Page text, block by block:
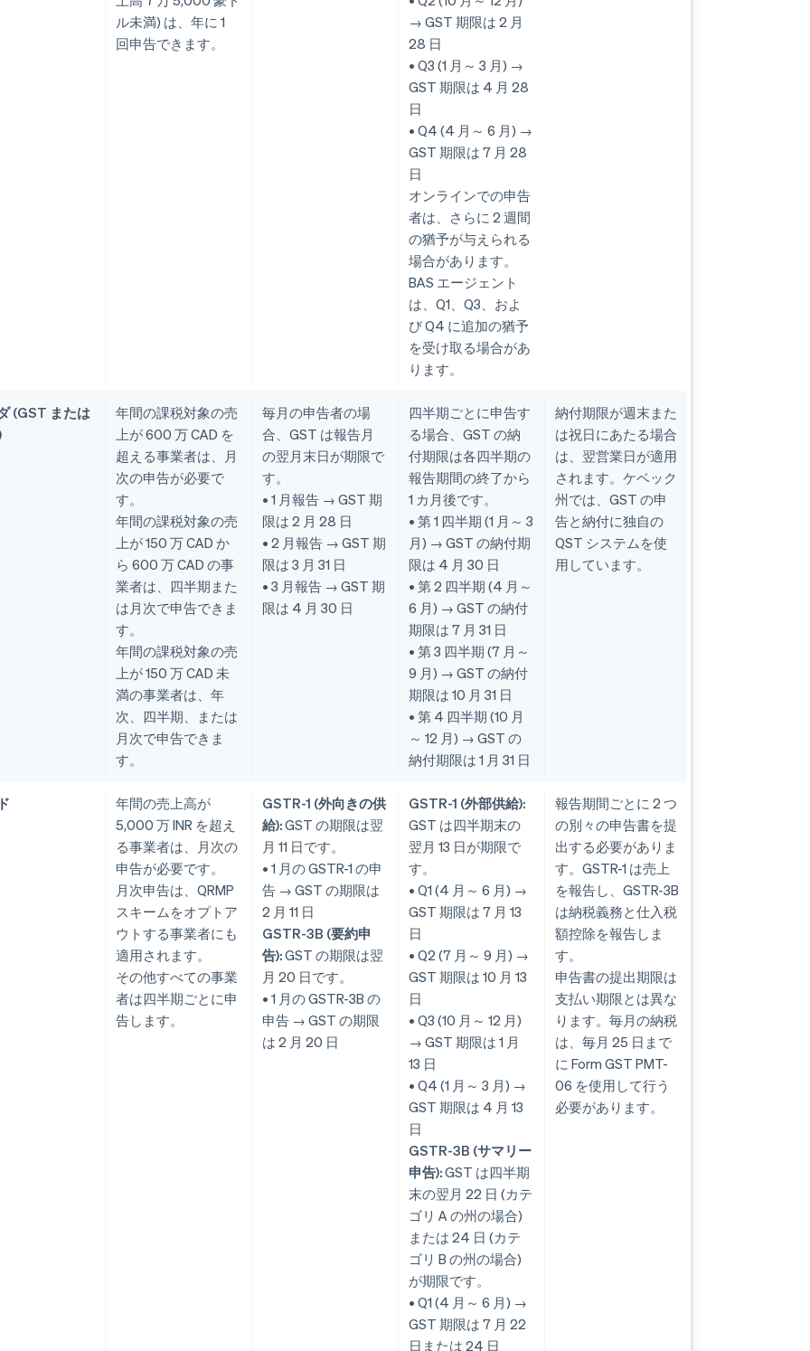
ル未満) は、年に 1
回申告できます。
→ GST 期限は 2 月
28 日
• Q3 (1 月～ 3 月) →
GST 期限は 4 月 28
日
• Q4 (4 月～ 6 月) →
GST 期限は 7 月 28
日
オンラインでの申告
者は、さらに 2 週間
の猶予が与えられる
場合があります。
BAS エージェント
は、Q1、Q3、およ
び Q4 に追加の猶予
を受け取る場合があ
ります。
(GST または
年間の課税対象の売
上が 600 万 CAD を
超える事業者は、月
次の申告が必要で
す。
年間の課税対象の売
上が 150 万 CAD か
ら 600 万 CAD の事
業者は、四半期また
は月次で申告できま
す。
年間の課税対象の売
上が 150 万 CAD 未
満の事業者は、年
次、四半期、または
月次で申告できま
す。
毎月の申告者の場
合、GST は報告月
の翌月末日が期限で
す。
• 1 月報告 → GST 期
限は 2 月 28 日
• 2 月報告 → GST 期
限は 3 月 31 日
• 3 月報告 → GST 期
限は 4 月 30 日
四半期ごとに申告す
る場合、GST の納
付期限は各四半期の
報告期間の終了から
1 カ月後です。
• 第 1 四半期 (1 月～ 3
月) → GST の納付期
限は 4 月 30 日
• 第 2 四半期 (4 月～
6 月) → GST の納付
期限は 7 月 31 日
• 第 3 四半期 (7 月～
9 月) → GST の納付
期限は 10 月 31 日
• 第 4 四半期 (10 月
～ 12 月) → GST の
納付期限は 1 月 31 日
納付期限が週末また
は祝日にあたる場合
は、翌営業日が適用
されます。ケベック
州では、GST の申
告と納付に独自の
QST システムを使
用しています。
年間の売上高が
5,000 万 INR を超え
る事業者は、月次の
申告が必要です。
月次申告は、QRMP
スキームをオプトア
ウトする事業者にも
適用されます。
その他すべての事業
者は四半期ごとに申
告します。
GSTR-1 (外向きの供
給):GST の期限は翌
月 11 日です。
• 1 月の GSTR-1 の申
告 → GST の期限は
2 月 11 日
GSTR-3B (要約申
告):GST の期限は翌
月 20 日です。
• 1 月の GSTR-3B の
申告 → GST の期限
は 2 月 20 日
GSTR-1 (外部供給):
GST は四半期末の
翌月 13 日が期限で
す。
• Q1 (4 月～ 6 月) →
GST 期限は 7 月 13
日
• Q2 (7 月～ 9 月) →
GST 期限は 10 月 13
日
• Q3 (10 月～ 12 月)
→ GST 期限は 1 月
13 日
• Q4 (1 月～ 3 月) →
GST 期限は 4 月 13
日
GSTR-3B (サマリー
申告):GST は四半期
末の翌月 22 日 (カテ
ゴリ A の州の場合)
または 24 日 (カテ
ゴリ B の州の場合)
が期限です。
• Q1 (4 月～ 6 月) →
GST 期限は 7 月 22
日または 24 日
報告期間ごとに 2 つ
の別々の申告書を提
出する必要がありま
す。GSTR-1 は売上
を報告し、GSTR-3B
は納税義務と仕入税
額控除を報告しま
す。
申告書の提出期限は
支払い期限とは異な
ります。毎月の納税
は、毎月 25 日まで
に Form GST PMT-
06 を使用して行う
必要があります。